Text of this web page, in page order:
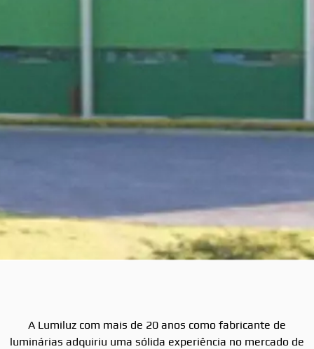
A Lumiluz com mais de 20 anos como fabricante de
luminárias adquiriu uma sólida experiência no mercado de